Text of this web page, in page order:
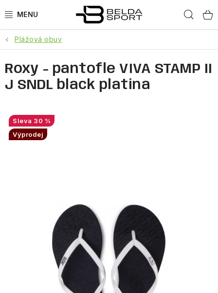
na
SPORTY
BĚH
BOGNER
OBLEČENÍ
NAŠE SLUŽBY
Plážová obuv
Roxy - pantofle VIVA STAMP II
J SNDL black platina
30 %
Výprodej